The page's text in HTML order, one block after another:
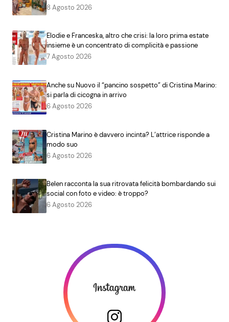
8 Agosto 2026
Elodie e Franceska, altro che crisi: la loro prima estate
insieme è un concentrato di complicità e passione
7 Agosto 2026
Anche su Nuovo il “pancino sospetto” di Cristina Marino:
si parla di cicogna in arrivo
6 Agosto 2026
Cristina Marino è davvero incinta? L’attrice risponde a
modo suo
6 Agosto 2026
Belen racconta la sua ritrovata felicità bombardando sui
social con foto e video: è troppo?
6 Agosto 2026